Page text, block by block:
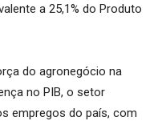
a 25,1% do Produto
do agronegócio na
no PIB, o setor
empregos do país, com